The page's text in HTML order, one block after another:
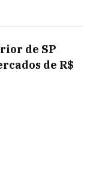
de SP
de R$